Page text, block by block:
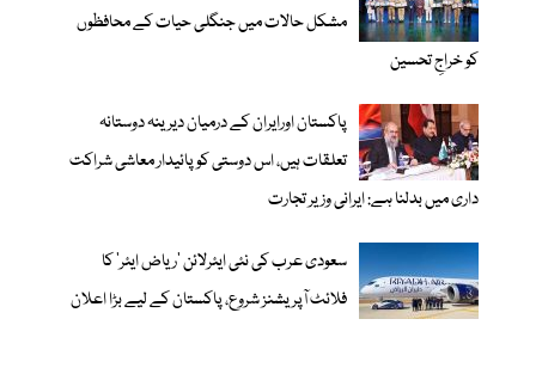
مشکل حالات میں جنگلی حیات کے محافظوں
کو خراجِ تحسین
پاکستان اورایران کے درمیان دیرینہ دوستانہ
تعلقات ہیں، اس دوستی کوپائیدار معاشی شراکت
داری میں بدلنا ہے: ایرانی وزیر تجارت
سعودی عرب کی نئی ایئرلائن ‘ریاض ایئر’ کا
فلائٹ آپریشنز شروع، پاکستان کے لیے بڑا اعلان